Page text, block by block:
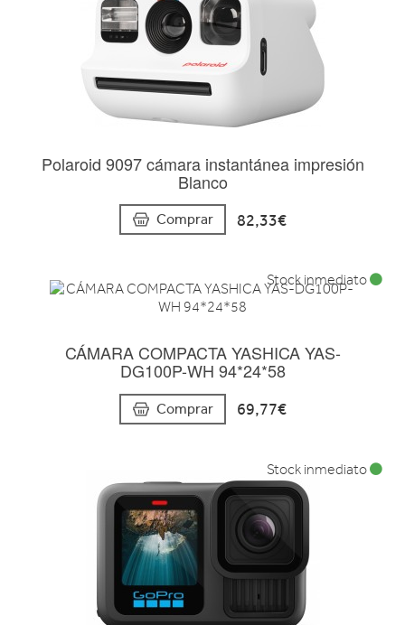
Polaroid 9097 cámara instantánea impresión
Blanco
Comprar 82,33€
CÁMARA COMPACTA YASHICA YAS-
DG100P-WH 94*24*58
Comprar 69,77€
Stock inmediato
Stock inmediato